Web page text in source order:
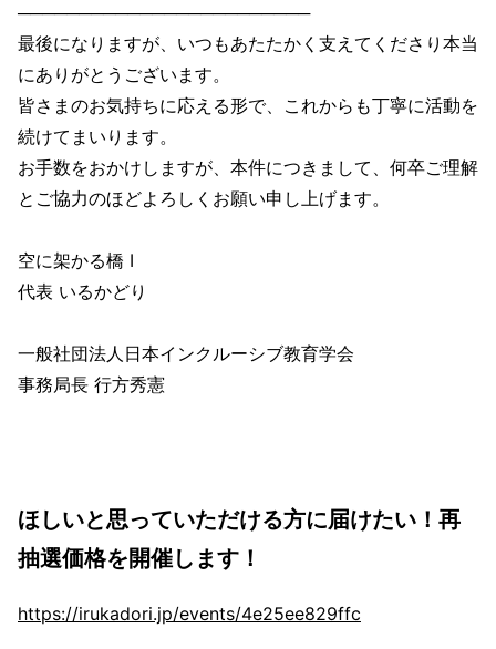
────────────────────────
最後になりますが、いつもあたたかく支えてくださり本当
にありがとうございます。
皆さまのお気持ちに応える形で、これからも丁寧に活動を
続けてまいります。
お手数をおかけしますが、本件につきまして、何卒ご理解
とご協力のほどよろしくお願い申し上げます。
空に架かる橋 I
代表 いるかどり
一般社団法人日本インクルーシブ教育学会
事務局長 行方秀憲
ほしいと思っていただける方に届けたい！再
抽選価格を開催します！
https://irukadori.jp/events/4e25ee829ffc